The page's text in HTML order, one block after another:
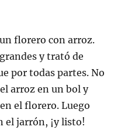
florero con arroz.
y trató de
por todas partes. No
arroz en un bol y
el florero. Luego
el jarrón, ¡y listo!